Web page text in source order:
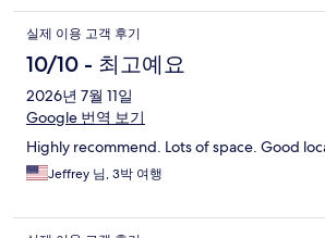
실제 이용 고객 후기
10/10 - 최고예요
2026년 7월 11일
Google 번역 보기
Highly recommend. Lots of space. Good
Jeffrey 님, 3박 여행